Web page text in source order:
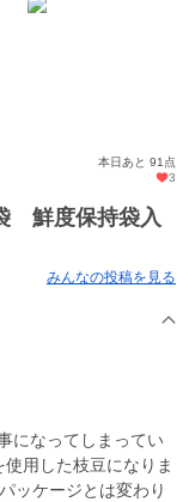
本日あと 91点
3
鮮度保持袋入
みんなの投稿を見る
になってしまってい
用した枝豆になりま
ッケージとは変わり